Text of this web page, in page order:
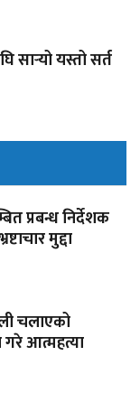
सार्‍यो यस्तो सर्त
प्रबन्ध निर्देशक
मुद्दा
चलाएको
आत्महत्या